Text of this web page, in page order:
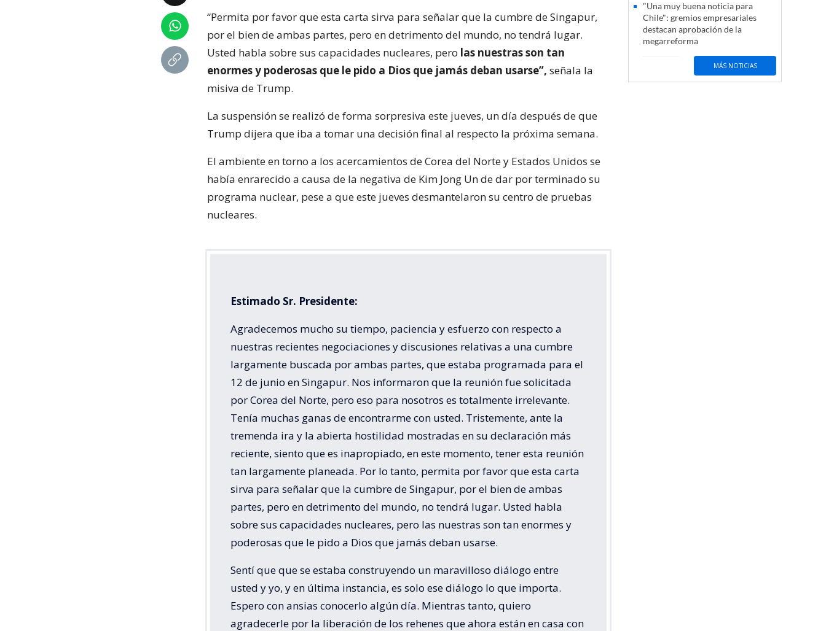
“Permita por favor que esta carta sirva para señalar que la cumbre de Singapur,
por el bien de ambas partes, pero en detrimento del mundo, no tendrá lugar.
Usted habla sobre sus capacidades nucleares, pero las nuestras son tan
enormes y poderosas que le pido a Dios que jamás deban usarse”, señala la
misiva de Trump.
La suspensión se realizó de forma sorpresiva este jueves, un día después de que
Trump dijera que iba a tomar una decisión final al respecto la próxima semana.
El ambiente en torno a los acercamientos de Corea del Norte y Estados Unidos se
había enrarecido a causa de la negativa de Kim Jong Un de dar por terminado su
programa nuclear, pese a que este jueves desmantelaron su centro de pruebas
nucleares.
Estimado Sr. Presidente:
Agradecemos mucho su tiempo, paciencia y esfuerzo con respecto a
nuestras recientes negociaciones y discusiones relativas a una cumbre
largamente buscada por ambas partes, que estaba programada para el
12 de junio en Singapur. Nos informaron que la reunión fue solicitada
por Corea del Norte, pero eso para nosotros es totalmente irrelevante.
Tenía muchas ganas de encontrarme con usted. Tristemente, ante la
tremenda ira y la abierta hostilidad mostradas en su declaración más
reciente, siento que es inapropiado, en este momento, tener esta reunión
tan largamente planeada. Por lo tanto, permita por favor que esta carta
sirva para señalar que la cumbre de Singapur, por el bien de ambas
partes, pero en detrimento del mundo, no tendrá lugar. Usted habla
sobre sus capacidades nucleares, pero las nuestras son tan enormes y
poderosas que le pido a Dios que jamás deban usarse.
Sentí que que se estaba construyendo un maravilloso diálogo entre
usted y yo, y en última instancia, es solo ese diálogo lo que importa.
Espero con ansias conocerlo algún día. Mientras tanto, quiero
agradecerle por la liberación de los rehenes que ahora están en casa con
"Una muy buena noticia para
Chile": gremios empresariales
destacan aprobación de la
megarreforma
MÁS NOTICIAS